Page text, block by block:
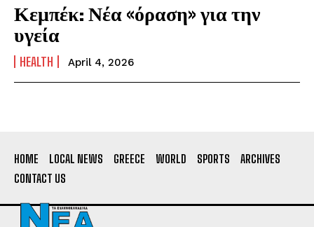
Κεμπέκ: Νέα «όραση» για την
υγεία
HEALTH April 4, 2026
HOME LOCAL NEWS GREECE WORLD SPORTS
ARCHIVES
CONTACT US